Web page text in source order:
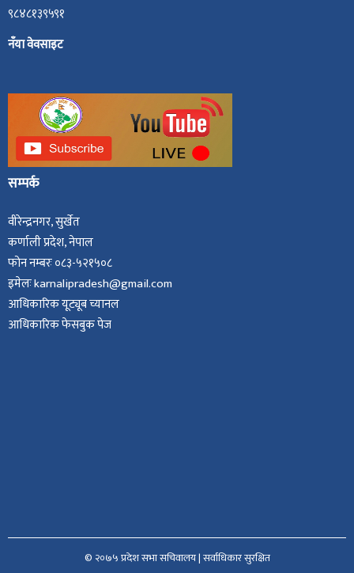
९८४८१३९५९१
नँया वेवसाइट
सम्पर्क
वीरेन्द्रनगर, सुर्खेत
कर्णाली प्रदेश, नेपाल
फोन नम्बरः ०८३-५२१५०८
इमेलः karnalipradesh@gmail.com
आधिकारिक यूट्यूब च्यानल
आधिकारिक फेसबुक पेज
© २०७५ प्रदेश सभा सचिवालय | सर्वाधिकार सुरक्षित